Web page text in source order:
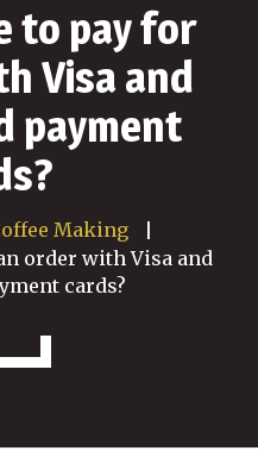
to pay for
Visa and
payment
Making
order with Visa and
cards?